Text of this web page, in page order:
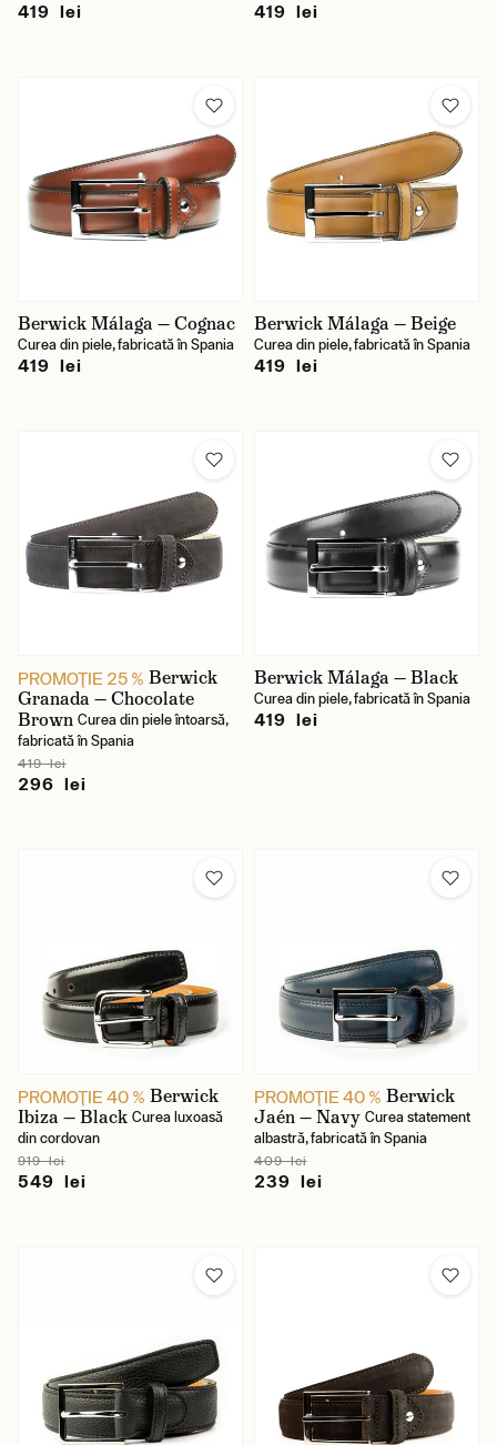
419 lei 419 lei
Berwick Málaga — Cognac
Curea din piele, fabricată în Spania
419 lei
Berwick Málaga — Beige
Curea din piele, fabricată în Spania
419 lei
PROMOŢIE 25 % Berwick
Granada — Chocolate
Brown Curea din piele întoarsă,
fabricată în Spania
419 lei
296 lei
Berwick Málaga — Black
Curea din piele, fabricată în Spania
419 lei
PROMOŢIE 40 % Berwick
Ibiza — Black Curea luxoasă
din cordovan
919 lei
549 lei
PROMOŢIE 40 % Berwick
Jaén — Navy Curea statement
albastră, fabricată în Spania
409 lei
239 lei